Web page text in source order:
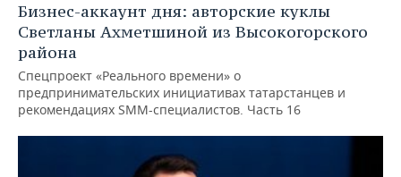
Бизнес-аккаунт дня: авторские куклы
Светланы Ахметшиной из Высокогорского
района
Спецпроект «Реального времени» о
предпринимательских инициативах татарстанцев и
рекомендациях SMM-специалистов. Часть 16